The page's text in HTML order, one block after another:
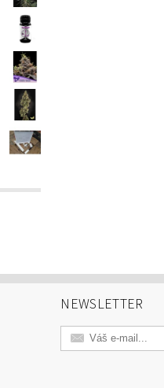
NEWSLETTER